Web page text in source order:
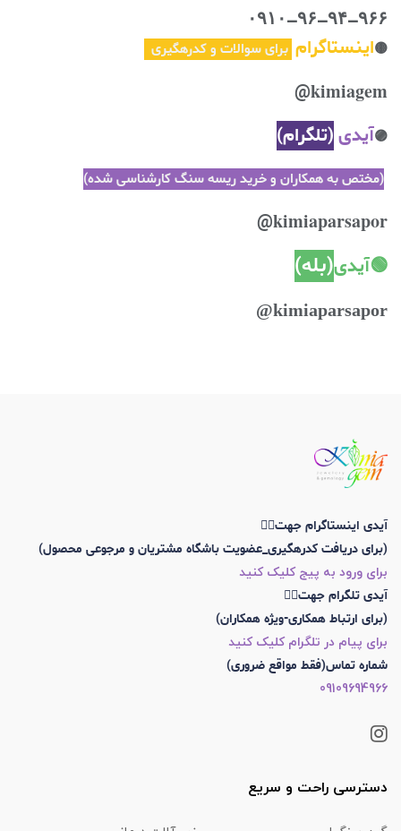
۰۹۱۰-۹۶-۹۴-۹۶۶
🟡اینستاگرام برای سوالات و کدرهگیری
kimiagem
@
🟣آیدی(تلگرام)
(مختص به همکاران و خرید ریسه سنگ کارشناسی شده)
kimiaparsapor
@
🟢آیدی(بله)
kimiaparsapor@
آیدی اینستاگرام جهت👇🏼
(برای دریافت کدرهگیری_عضویت باشگاه مشتریان و مرجوعی محصول)
برای ورود به پیج کلیک کنید
آیدی تلگرام جهت👇🏼
(برای ارتباط همکاری-ویژه همکاران)
برای پیام در تلگرام کلیک کنید
شماره تماس(فقط مواقع ضروری)
09109694966
دسترسی راحت و سریع